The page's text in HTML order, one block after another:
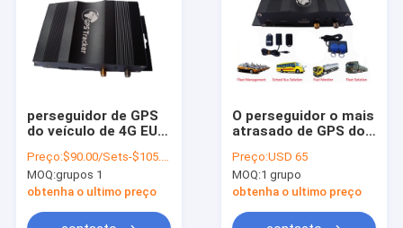
perseguidor de GPS
do veículo de 4G EUA
Card Free Tracking
Systems
Preço:$90.00/Sets-$105.00/Sets
MOQ:grupos 1
obtenha o ultimo preço
O perseguidor o mais
atrasado de GPS do
ônibus do caminhão
do carro com o
cartão do SD da
carro do RFID
Preço:USD 65
MOQ:1 grupo
obtenha o ultimo preço